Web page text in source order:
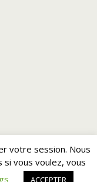
votre session. Nous
si vous voulez, vous
ACCEPTER